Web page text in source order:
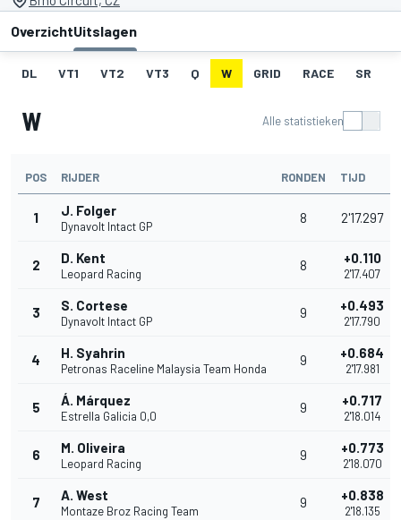
OverzichtUitslagen
DL VT1 VT2 VT3 Q W GRID RACE SR
W Alle statistieken
POS RIJDER RONDEN TIJD
1 J. Folger
Dynavolt Intact GP
8 2'17.297
2 D. Kent
Leopard Racing
8 +0.110
2'17.407
3 S. Cortese
Dynavolt Intact GP
9 +0.493
2'17.790
4 H. Syahrin
Petronas Raceline Malaysia Team Honda
9 +0.684
2'17.981
5 Á. Márquez
Estrella Galicia 0,0
9 +0.717
2'18.014
6 M. Oliveira
Leopard Racing
9 +0.773
2'18.070
7 A. West
Montaze Broz Racing Team
9 +0.838
2'18.135